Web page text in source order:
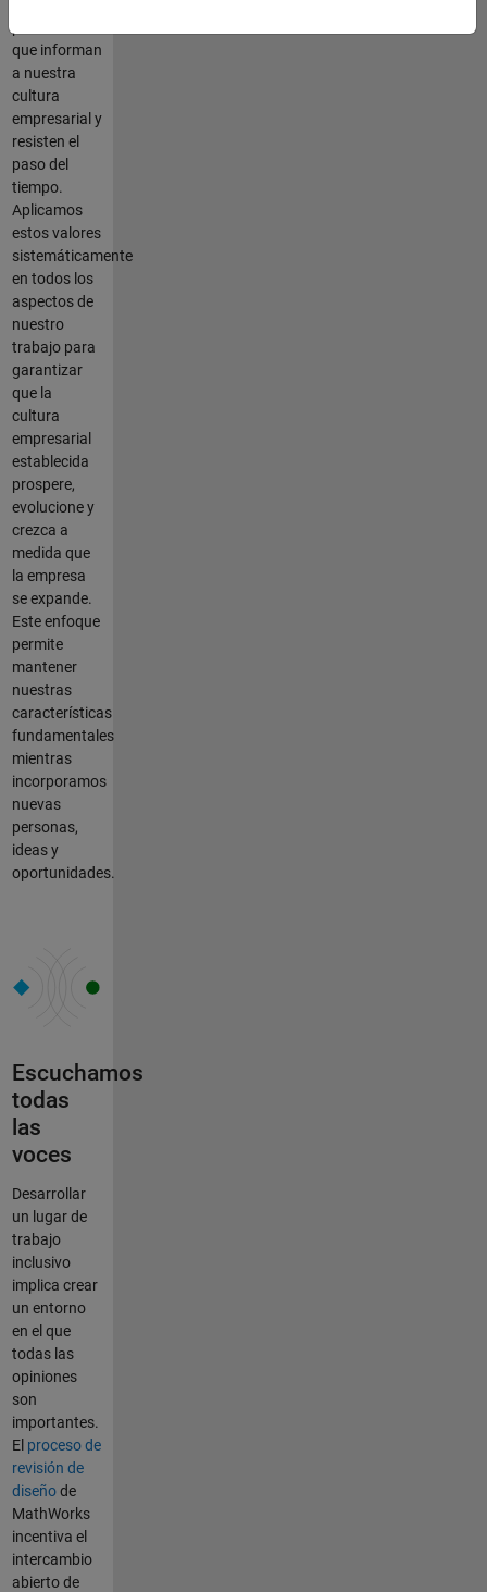
que informan
a nuestra
cultura
empresarial y
resisten el
paso del
tiempo.
Aplicamos
estos valores
sistemáticamente
en todos los
aspectos de
nuestro
trabajo para
garantizar
que la
cultura
empresarial
establecida
prospere,
evolucione y
crezca a
medida que
la empresa
se expande.
Este enfoque
permite
mantener
nuestras
características
fundamentales
mientras
incorporamos
nuevas
personas,
ideas y
oportunidades.
Escuchamos
todas
las
voces
Desarrollar
un lugar de
trabajo
inclusivo
implica crear
un entorno
en el que
todas las
opiniones
son
importantes.
El proceso de
revisión de
diseñode
MathWorks
incentiva el
intercambio
abierto de